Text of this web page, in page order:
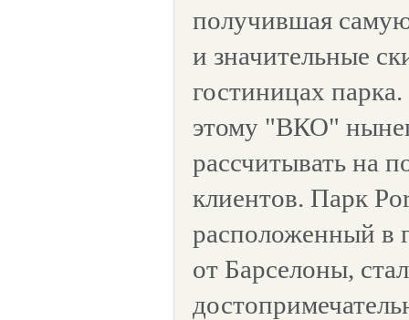
получившая
и значительные
гостиницах
этому "ВКО"
рассчитывать на
клиентов. Парк
расположенный в
от Барселоны,